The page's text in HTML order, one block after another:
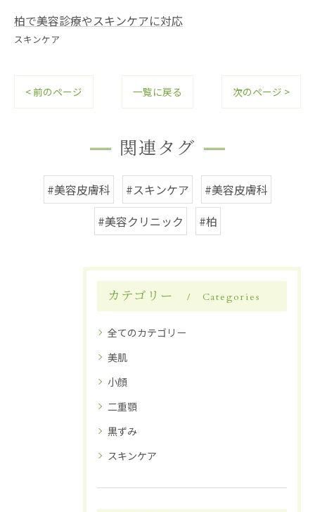
柏で美容診療やスキンケアに対応
スキンケア
< 前のページ 一覧に戻る 次のページ >
関連タグ
#美容皮膚科 #スキンケア
#美容皮膚科
#美容クリニック
#柏
カテゴリー Categories
全てのカテゴリー
美肌
小顔
二重顎
黒ずみ
スキンケア